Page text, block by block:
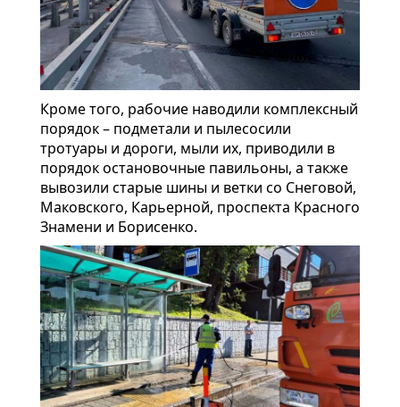
Кроме того, рабочие наводили комплексный
порядок – подметали и пылесосили
тротуары и дороги, мыли их, приводили в
порядок остановочные павильоны, а также
вывозили старые шины и ветки со Снеговой,
Маковского, Карьерной, проспекта Красного
Знамени и Борисенко.